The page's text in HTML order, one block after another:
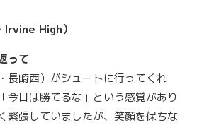
High）
って
長崎西）がシュートに行ってくれ
今日は勝てるな」という感覚があり
緊張していましたが、笑顔を保ちな